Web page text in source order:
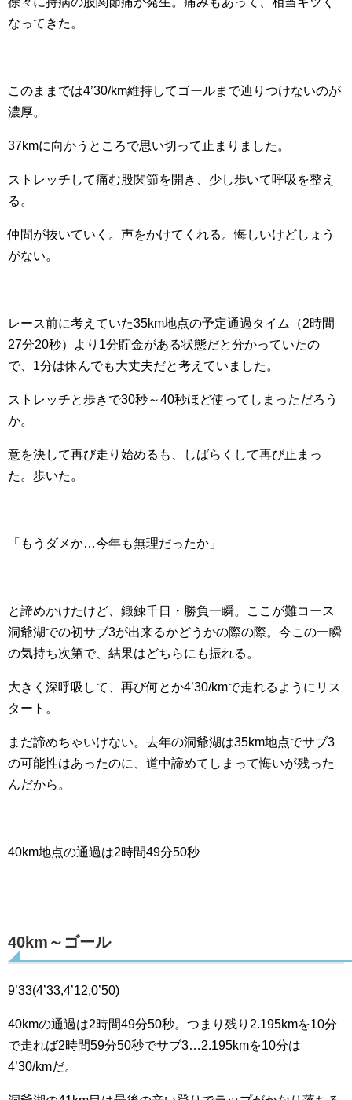
なってきた。
このままでは4’30/km維持してゴールまで辿りつけないのが
濃厚。
37kmに向かうところで思い切って止まりました。
ストレッチして痛む股関節を開き、少し歩いて呼吸を整え
る。
仲間が抜いていく。声をかけてくれる。悔しいけどしょう
がない。
レース前に考えていた35km地点の予定通過タイム（2時間
27分20秒）より1分貯金がある状態だと分かっていたの
で、1分は休んでも大丈夫だと考えていました。
ストレッチと歩きで30秒～40秒ほど使ってしまっただろう
か。
意を決して再び走り始めるも、しばらくして再び止まっ
た。歩いた。
「もうダメか…今年も無理だったか」
と諦めかけたけど、鍛錬千日・勝負一瞬。ここが難コース
洞爺湖での初サブ3が出来るかどうかの際の際。今この一瞬
の気持ち次第で、結果はどちらにも振れる。
大きく深呼吸して、再び何とか4’30/kmで走れるようにリス
タート。
まだ諦めちゃいけない。去年の洞爺湖は35km地点でサブ3
の可能性はあったのに、道中諦めてしまって悔いが残った
んだから。
40km地点の通過は2時間49分50秒
40km～ゴール
9’33(4’33,4’12,0’50)
40kmの通過は2時間49分50秒。つまり残り2.195kmを10分
で走れば2時間59分50秒でサブ3…2.195kmを10分は
4’30/kmだ。